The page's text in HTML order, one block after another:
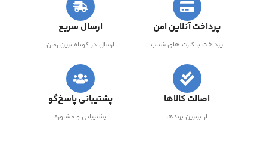
پرداخت آنلاین امن
پرداخت با کارت های شتاب
ارسال سریع
ارسال در کوتاه ترین زمان
اصالت کالاها
از برترین برندها
پشتیبانی پاسخ‌گو
پشتیبانی و مشاوره